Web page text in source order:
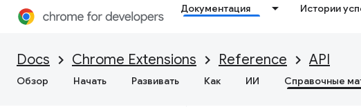
Документация Истории
Docs Chrome Extensions Reference API
Обзор Начать Развивать Как ИИ Справочные